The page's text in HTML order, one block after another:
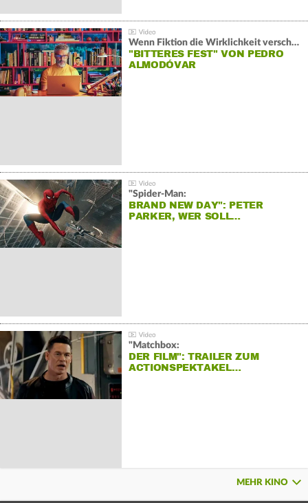
Wenn Fiktion die Wirklichkeit verschiebt:
"BITTERES FEST" VON PEDRO
ALMODÓVAR
"Spider-Man:
BRAND NEW DAY": PETER
PARKER, WER SOLL…
"Matchbox:
DER FILM": TRAILER ZUM
ACTIONSPEKTAKEL…
MEHR KINO